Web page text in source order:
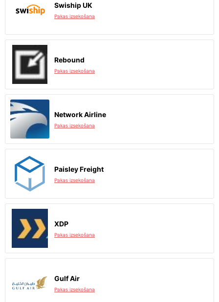
Swiship UK
Pakas izsekošana
Rebound
Pakas izsekošana
Network Airline
Pakas izsekošana
Paisley Freight
Pakas izsekošana
XDP
Pakas izsekošana
Gulf Air
Pakas izsekošana